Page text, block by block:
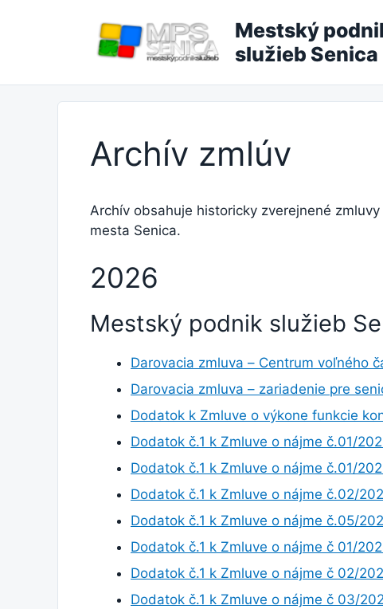
Mestský
služieb Senica
Archív zmlúv
Archív obsahuje historicky zverejnené
mesta Senica.
2026
Mestský podnik služieb
Darovacia zmluva – Centrum voľného
Darovacia zmluva – zariadenie pre
Dodatok k Zmluve o výkone funkcie
Dodatok č.1 k Zmluve o nájme č.01/
Dodatok č.1 k Zmluve o nájme č.01/
Dodatok č.1 k Zmluve o nájme č.02/
Dodatok č.1 k Zmluve o nájme č.05/
Dodatok č.1 k Zmluve o nájme č 01/
Dodatok č.1 k Zmluve o nájme č 02/
Dodatok č.1 k Zmluve o nájme č 03/